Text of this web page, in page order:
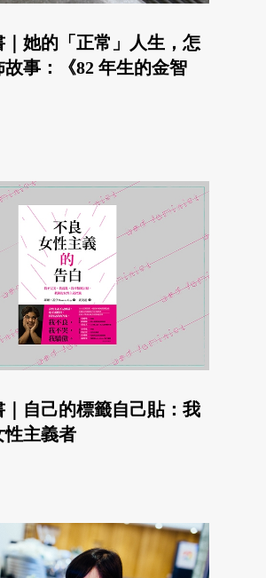
她的「正常」人生，怎
故事：《82 年生的金智
｜自己的標籤自己貼：我
性主義者